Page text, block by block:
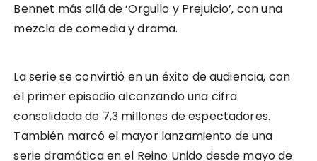
Bennet más allá de ‘Orgullo y Prejuicio’, con una
mezcla de comedia y drama.
La serie se convirtió en un éxito de audiencia, con
el primer episodio alcanzando una cifra
consolidada de 7,3 millones de espectadores.
También marcó el mayor lanzamiento de una
serie dramática en el Reino Unido desde mayo de